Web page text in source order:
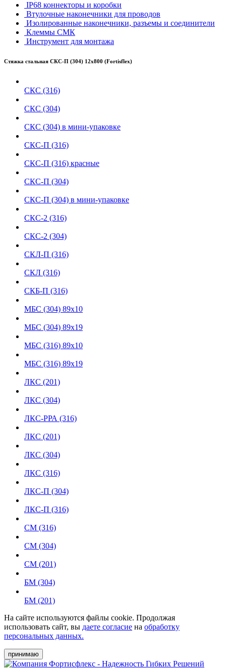
IP68 коннекторы и коробки
Втулочные наконечники для проводов
Изолированные наконечники, разъемы и соединители
Клеммы СМК
Инструмент для монтажа
Стяжка стальная СКС-П (304) 12х800 (Fortisflex)
СКС (316)
СКС (304)
СКС (304) в мини-упаковке
СКС-П (316)
СКС-П (316) красные
СКС-П (304)
СКС-П (304) в мини-упаковке
СКС-2 (316)
СКС-2 (304)
СКЛ-П (316)
СКЛ (316)
СКБ-П (316)
МБС (304) 89х10
МБС (304) 89х19
МБС (316) 89х10
МБC (316) 89х19
ЛКС (201)
ЛКС (304)
ЛКС-РРА (316)
ЛКС (201)
ЛКС (304)
ЛКС (316)
ЛКС-П (304)
ЛКС-П (316)
СМ (316)
СМ (304)
СМ (201)
БМ (304)
БМ (201)
На сайте используются файлы cookie. Продолжая
использовать сайт, вы даете согласие на обработку
персональных данных.
принимаю